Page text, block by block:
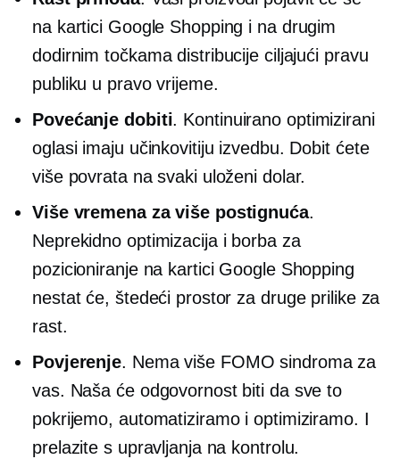
na kartici Google Shopping i na drugim
dodirnim točkama distribucije ciljajući pravu
publiku u pravo vrijeme.
Povećanje dobiti. Kontinuirano optimizirani
oglasi imaju učinkovitiju izvedbu. Dobit ćete
više povrata na svaki uloženi dolar.
Više vremena za više postignuća.
Neprekidno optimizacija i borba za
pozicioniranje na kartici Google Shopping
nestat će, štedeći prostor za druge prilike za
rast.
Povjerenje. Nema više FOMO sindroma za
vas. Naša će odgovornost biti da sve to
pokrijemo, automatiziramo i optimiziramo. I
prelazite s upravljanja na kontrolu.